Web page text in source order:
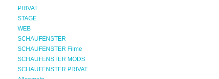
PRIVAT
STAGE
WEB
SCHAUFENSTER
SCHAUFENSTER Filme
SCHAUFENSTER MODS
SCHAUFENSTER PRIVAT